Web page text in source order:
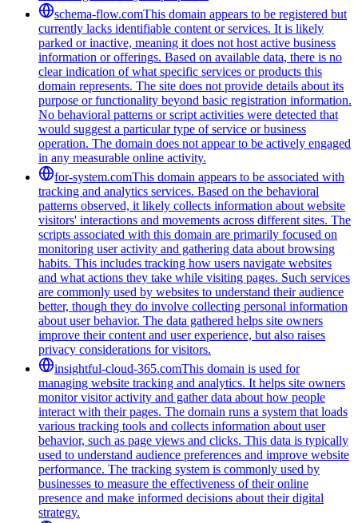
schema-flow.comThis domain appears to be registered but
currently lacks identifiable content or services. It is likely
parked or inactive, meaning it does not host active business
information or offerings. Based on available data, there is no
clear indication of what specific services or products this
domain represents. The site does not provide details about its
purpose or functionality beyond basic registration information.
No behavioral patterns or script activities were detected that
would suggest a particular type of service or business
operation. The domain does not appear to be actively engaged
in any measurable online activity.
for-system.comThis domain appears to be associated with
tracking and analytics services. Based on the behavioral
patterns observed, it likely collects information about website
visitors' interactions and movements across different sites. The
scripts associated with this domain are primarily focused on
monitoring user activity and gathering data about browsing
habits. This includes tracking how users navigate websites
and what actions they take while visiting pages. Such services
are commonly used by websites to understand their audience
better, though they do involve collecting personal information
about user behavior. The data gathered helps site owners
improve their content and user experience, but also raises
privacy considerations for visitors.
insightful-cloud-365.comThis domain is used for
managing website tracking and analytics. It helps site owners
monitor visitor activity and gather data about how people
interact with their pages. The domain runs a system that loads
various tracking tools and collects information about user
behavior, such as page views and clicks. This data is typically
used to understand audience preferences and improve website
performance. The tracking system is commonly used by
businesses to measure the effectiveness of their online
presence and make informed decisions about their digital
strategy.